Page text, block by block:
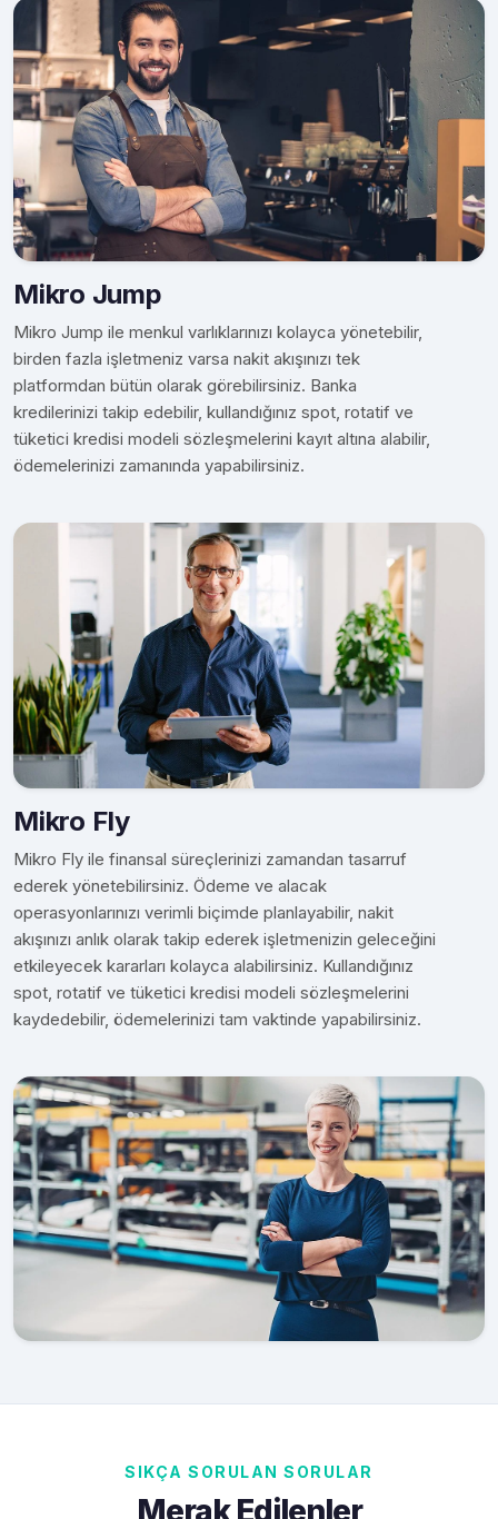
Mikro Jump
Mikro Jump ile menkul varlıklarınızı kolayca yönetebilir,
birden fazla işletmeniz varsa nakit akışınızı tek
platformdan bütün olarak görebilirsiniz. Banka
kredilerinizi takip edebilir, kullandığınız spot, rotatif ve
tüketici kredisi modeli sözleşmelerini kayıt altına alabilir,
ödemelerinizi zamanında yapabilirsiniz.
Mikro Fly
Mikro Fly ile finansal süreçlerinizi zamandan tasarruf
ederek yönetebilirsiniz. Ödeme ve alacak
operasyonlarınızı verimli biçimde planlayabilir, nakit
akışınızı anlık olarak takip ederek işletmenizin geleceğini
etkileyecek kararları kolayca alabilirsiniz. Kullandığınız
spot, rotatif ve tüketici kredisi modeli sözleşmelerini
kaydedebilir, ödemelerinizi tam vaktinde yapabilirsiniz.
SIKÇA SORULAN SORULAR
Merak Edilenler